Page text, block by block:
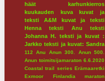
häät
karhunkierros
kuukauden kuva
kuvat ja
teksti A&M
kuvat ja teksti
Henna
teksti Anu
teksti
Johanna H. teksti ja kuvat :
Jarkko teksti ja kuvat: Sandra
112 Anu Anun 300.
Anun 500.
Anun toimitsijamaraton 6.6.2020
Coastal trail series Erämaaretki
Exmoor
Finlandia maraton